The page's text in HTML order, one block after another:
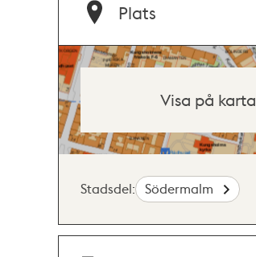
Plats
Visa på karta
Stadsdel: Södermalm